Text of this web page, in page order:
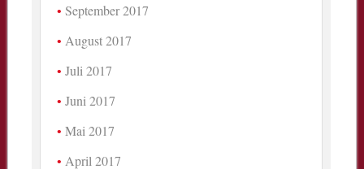
September 2017
August 2017
Juli 2017
Juni 2017
Mai 2017
April 2017